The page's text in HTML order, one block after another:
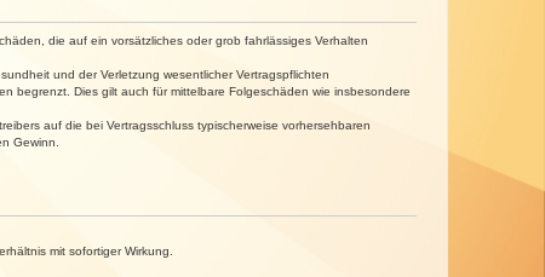
die auf ein vorsätzliches oder grob fahrlässiges Verhalten
und der Verletzung wesentlicher Vertragspflichten
begrenzt. Dies gilt auch für mittelbare Folgeschäden wie insbesondere
auf die bei Vertragsschluss typischerweise vorhersehbaren
Gewinn.
mit sofortiger Wirkung.